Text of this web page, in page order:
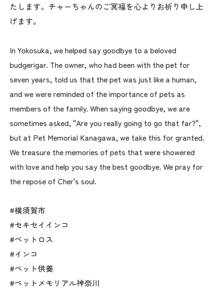
たします。チャーちゃんのご冥福を心よりお祈り申し上
げます。
In Yokosuka, we helped say goodbye to a beloved
budgerigar. The owner, who had been with the pet for
seven years, told us that the pet was just like a human,
and we were reminded of the importance of pets as
members of the family. When saying goodbye, we are
sometimes asked, "Are you really going to go that far?",
but at Pet Memorial Kanagawa, we take this for granted.
We treasure the memories of pets that were showered
with love and help you say the best goodbye. We pray for
the repose of Cher's soul.
#横須賀市
#セキセイインコ
#ペットロス
#インコ
#ペット供養
#ペットメモリアル神奈川